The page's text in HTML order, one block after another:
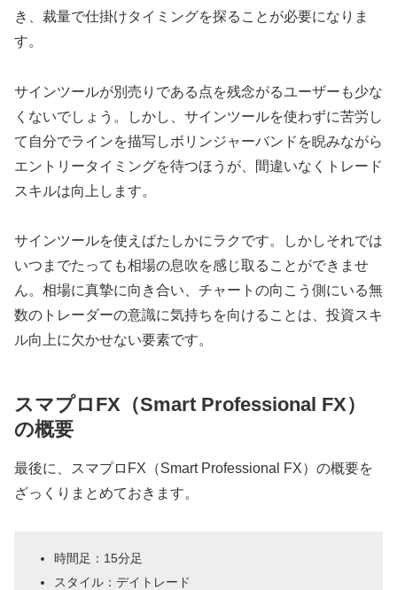
き、裁量で仕掛けタイミングを探ることが必要になりま
す。
サインツールが別売りである点を残念がるユーザーも少な
くないでしょう。しかし、サインツールを使わずに苦労し
て自分でラインを描写しボリンジャーバンドを睨みながら
エントリータイミングを待つほうが、間違いなくトレード
スキルは向上します。
サインツールを使えばたしかにラクです。しかしそれでは
いつまでたっても相場の息吹を感じ取ることができませ
ん。相場に真摯に向き合い、チャートの向こう側にいる無
数のトレーダーの意識に気持ちを向けることは、投資スキ
ル向上に欠かせない要素です。
スマプロFX（Smart Professional FX）
の概要
最後に、スマプロFX（Smart Professional FX）の概要を
ざっくりまとめておきます。
時間足：15分足
スタイル：デイトレード